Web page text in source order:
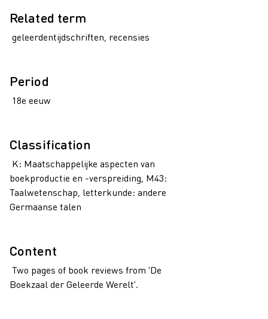
Related term
geleerdentijdschriften, recensies
Period
18e eeuw
Classification
K: Maatschappelijke aspecten van
boekproductie en -verspreiding, M43:
Taalwetenschap, letterkunde: andere
Germaanse talen
Content
Two pages of book reviews from 'De
Boekzaal der Geleerde Werelt'.